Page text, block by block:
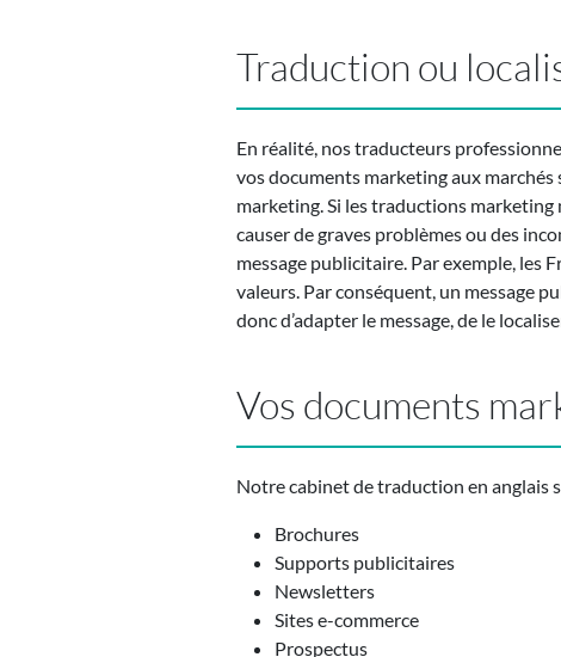
Traduction ou
En réalité, nos traducteurs
vos documents marketing aux marchés
marketing. Si les traductions marketing
causer de graves problèmes ou des
message publicitaire. Par exemple, les
valeurs. Par conséquent, un message
donc d’adapter le message, de le
Vos documents
Notre cabinet de traduction en anglais
Brochures
Supports publicitaires
Newsletters
Sites e-commerce
Prospectus